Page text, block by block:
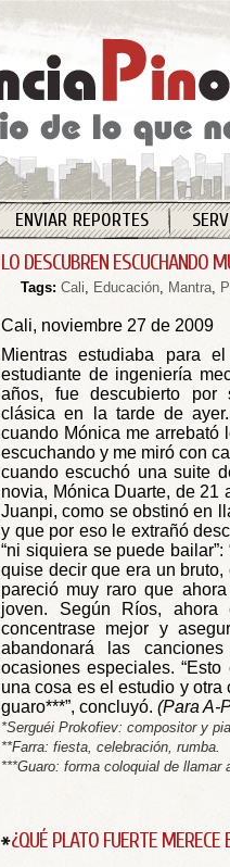
ENVIAR REPORTES
LO DESCUBREN ESCUCHANDO
Tags: Cali, Educación, Mantra,
Cali, noviembre 27 de 2009
Mientras estudiaba para
estudiante de ingeniería
años, fue descubierto por
clásica en la tarde de
cuando Mónica me arrebató
escuchando y me miró con
cuando escuchó una suite
novia, Mónica Duarte, de 21
Juanpi, como se obstinó en
y que por eso le extrañó
“ni siquiera se puede
quise decir que era un
pareció muy raro que
joven. Según Ríos, ahora
concentrase mejor y
abandonará las
ocasiones especiales.
una cosa es el estudio y
guaro***”, concluyó. (Para A-
*Serguéi Prokofiev: compositor y
**Farra: fiesta, celebración, rumba.
***Guaro: forma coloquial de llamar
¿QUÉ PLATO FUERTE MERECE